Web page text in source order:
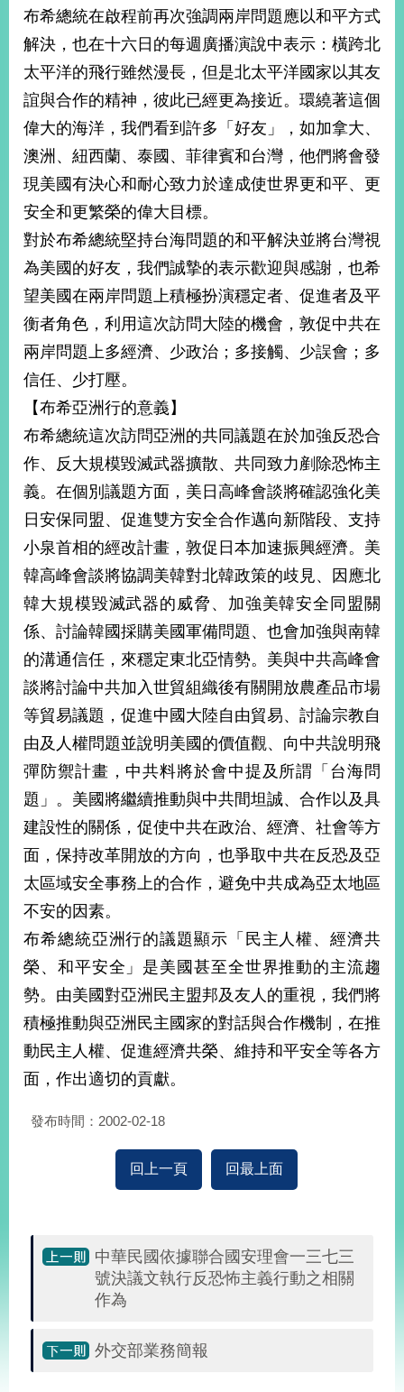
國
家
與
地
區
國
際
播
政
府
資
訊
公
開
民
服
本
部
相
關
網
站
部
長
信
箱
粉
絲
專
頁
LINEInstagram
X平台
(原推特)
APPYouTube
政
府
網
站
資
料
開
放
宣
告
隱
私
權
護
政
策
礙
站
布希總統在啟程前再次強調兩岸問題應以和平方式
解決，也在十六日的每週廣播演說中表示：橫跨北
太平洋的飛行雖然漫長，但是北太平洋國家以其友
誼與合作的精神，彼此已經更為接近。環繞著這個
偉大的海洋，我們看到許多「好友」，如加拿大、
澳洲、紐西蘭、泰國、菲律賓和台灣，他們將會發
現美國有決心和耐心致力於達成使世界更和平、更
安全和更繁榮的偉大目標。
對於布希總統堅持台海問題的和平解決並將台灣視
為美國的好友，我們誠摯的表示歡迎與感謝，也希
望美國在兩岸問題上積極扮演穩定者、促進者及平
衡者角色，利用這次訪問大陸的機會，敦促中共在
兩岸問題上多經濟、少政治；多接觸、少誤會；多
信任、少打壓。
【布希亞洲行的意義】
布希總統這次訪問亞洲的共同議題在於加強反恐合
作、反大規模毀滅武器擴散、共同致力剷除恐怖主
義。在個別議題方面，美日高峰會談將確認強化美
日安保同盟、促進雙方安全合作邁向新階段、支持
小泉首相的經改計畫，敦促日本加速振興經濟。美
韓高峰會談將協調美韓對北韓政策的歧見、因應北
韓大規模毀滅武器的威脅、加強美韓安全同盟關
係、討論韓國採購美國軍備問題、也會加強與南韓
的溝通信任，來穩定東北亞情勢。美與中共高峰會
談將討論中共加入世貿組織後有關開放農產品市場
等貿易議題，促進中國大陸自由貿易、討論宗教自
由及人權問題並說明美國的價值觀、向中共說明飛
彈防禦計畫，中共料將於會中提及所謂「台海問
題」。美國將繼續推動與中共間坦誠、合作以及具
建設性的關係，促使中共在政治、經濟、社會等方
面，保持改革開放的方向，也爭取中共在反恐及亞
太區域安全事務上的合作，避免中共成為亞太地區
不安的因素。
布希總統亞洲行的議題顯示「民主人權、經濟共
榮、和平安全」是美國甚至全世界推動的主流趨
勢。由美國對亞洲民主盟邦及友人的重視，我們將
積極推動與亞洲民主國家的對話與合作機制，在推
動民主人權、促進經濟共榮、維持和平安全等各方
面，作出適切的貢獻。
發布時間：2002-02-18
回上一頁 回最上面
中華民國依據聯合國安理會一三七三
號決議文執行反恐怖主義行動之相關
作為
外交部業務簡報